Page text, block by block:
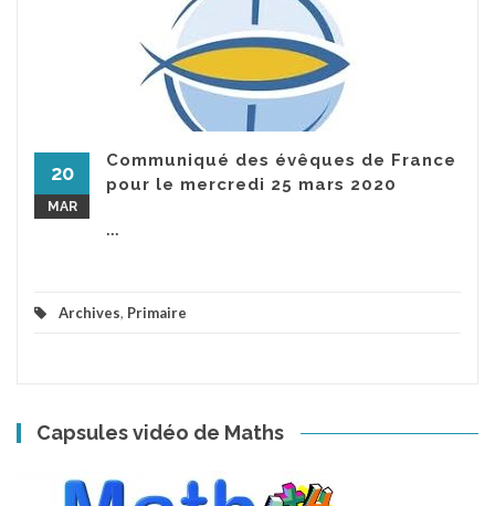
20
MAR
Communiqué des évêques de France
pour le mercredi 25 mars 2020
...
Archives, Primaire
Capsules vidéo de Maths